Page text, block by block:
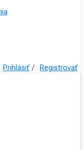
Prihlásiť / Registrovať